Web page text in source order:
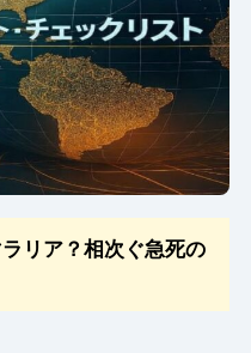
リア？相次ぐ急死の